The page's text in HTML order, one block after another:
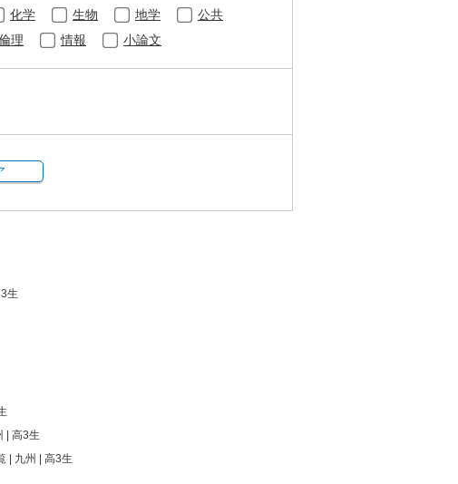
化学 生物 地学
公共
理 情報 小論文
生
| 高3生
| 九州 | 高3生